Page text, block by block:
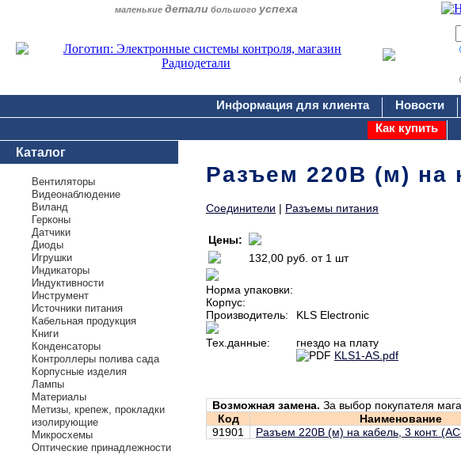
маленькие детали большого успеха
Информация для клиента Новости
Как купить
Каталог
Вентиляторы
Видеонаблюдение
Виланд
Герконы
Датчики
Диоды
Игрушки
Индикаторы
Индуктивности
Инструмент
Источники питания
Кабельная продукция
Книги
Конденсаторы
Контроллеры полива сада
Корпусные изделия
Лампы
Материалы
Метизы, крепеж, прокладки
изолирующие
Микросхемы
Оптические принадлежности
Разъем 220В (м) на
Соединители | Разъемы питания
Цены:
132,00 руб. от 1 шт
Норма упаковки:
Корпус:
Производитель:
KLS Electronic
Тех.данные:
гнездо на плату
KLS1-AS.pdf
Возможная замена. За выбор покупателя
Код
Наименование
91901
Разъем 220В (м) на кабель, 3 конт.